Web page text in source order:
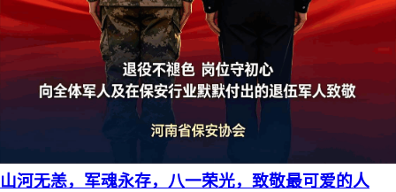
山河无恙，军魂永存，八一荣光，致敬最可爱的人